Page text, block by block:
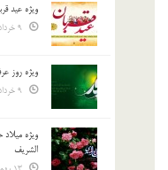
ویژه عید
ویژه روز
ویژه
الشريف